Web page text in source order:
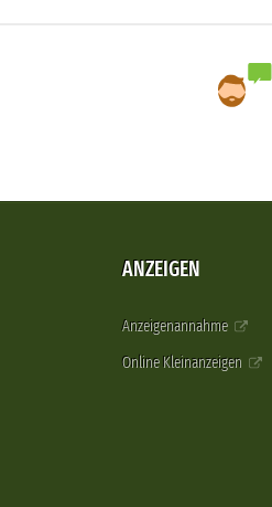
ANZEIGEN
Anzeigenannahme
Online Kleinanzeigen